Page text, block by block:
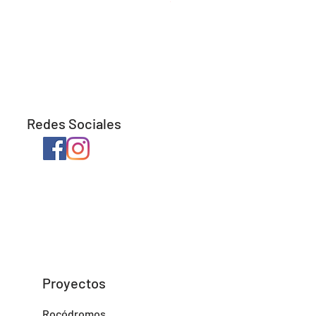
Redes Sociales
Proyectos